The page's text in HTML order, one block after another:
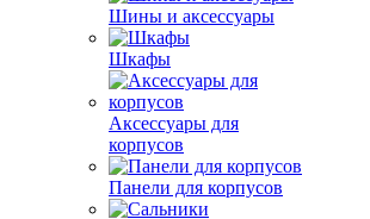
Шины и аксессуары
Шкафы
Аксессуары для
корпусов
Панели для корпусов